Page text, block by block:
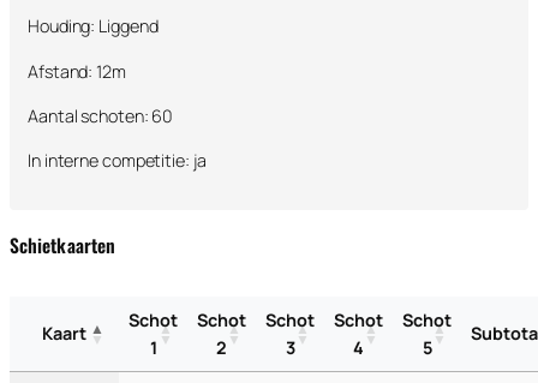
Houding: Liggend
Afstand: 12m
Aantal schoten: 60
In interne competitie: ja
Schietkaarten
Kaart
Schot
1
Schot
2
Schot
3
Schot
4
Schot
5